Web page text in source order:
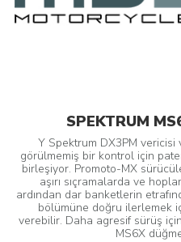
SPEKTRUM
Y Spektrum DX3PM vericisi
görülmemiş bir kontrol için
birleşiyor. Promoto-MX
aşırı sıçramalarda ve
ardından dar banketlerin
bölümüne doğru ilerlemek
verebilir. Daha agresif sürüş için
MS6X